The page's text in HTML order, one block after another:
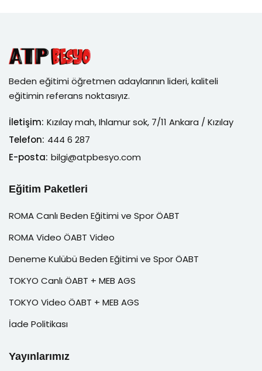
Beden eğitimi öğretmen adaylarının lideri, kaliteli
eğitimin referans noktasıyız.
İletişim: Kızılay mah, Ihlamur sok, 7/11 Ankara / Kızılay
Telefon: 444 6 287
E-posta: bilgi@atpbesyo.com
Eğitim Paketleri
ROMA Canlı Beden Eğitimi ve Spor ÖABT
ROMA Video ÖABT Video
Deneme Kulübü Beden Eğitimi ve Spor ÖABT
TOKYO Canlı ÖABT + MEB AGS
TOKYO Video ÖABT + MEB AGS
İade Politikası
Yayınlarımız